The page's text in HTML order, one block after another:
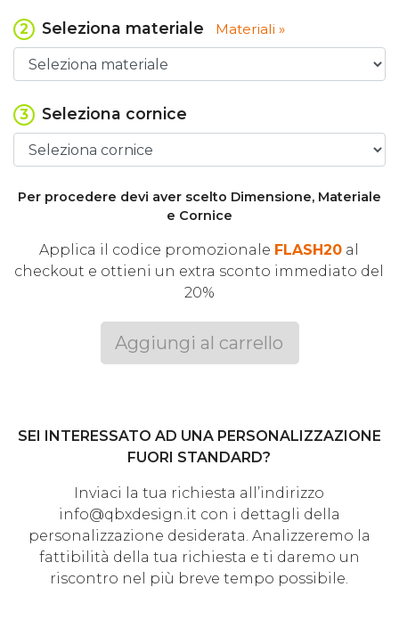
2 Seleziona materiale Materiali »
3 Seleziona cornice
Per procedere devi aver scelto Dimensione, Materiale
e Cornice
Applica il codice promozionale FLASH20 al
checkout e ottieni un extra sconto immediato del
20%
Aggiungi al carrello
SEI INTERESSATO AD UNA PERSONALIZZAZIONE
FUORI STANDARD?
Inviaci la tua richiesta all’indirizzo
info@qbxdesign.it con i dettagli della
personalizzazione desiderata. Analizzeremo la
fattibilità della tua richiesta e ti daremo un
riscontro nel più breve tempo possibile.